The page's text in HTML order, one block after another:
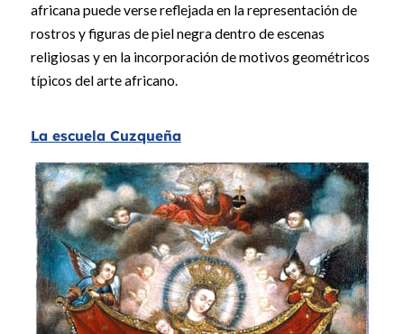
africana puede verse reflejada en la representación de
rostros y figuras de piel negra dentro de escenas
religiosas y en la incorporación de motivos geométricos
típicos del arte africano.
La escuela Cuzqueña